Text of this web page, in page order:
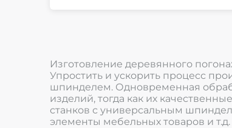
Изготовление деревянного
Упростить и ускорить процесс
шпинделем. Одновременная
изделий, тогда как их
станков с универсальным
элементы мебельных товаров и т.д.